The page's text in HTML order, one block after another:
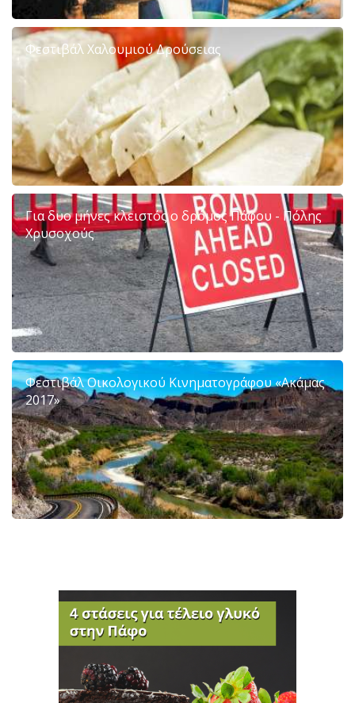
Φεστιβάλ Χαλουμιού Δρούσειας
Για δυο μήνες κλειστός ο δρόμος Πάφου - Πόλης
Χρυσοχούς
Φεστιβάλ Oικολογικού Κινηματογράφου «Ακάμας
2017»